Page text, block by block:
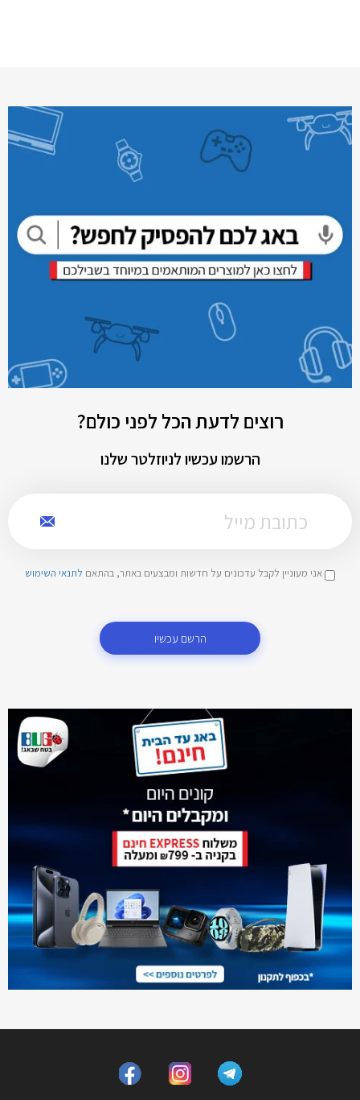
רוצים לדעת הכל לפני כולם?
הרשמו עכשיו לניוזלטר שלנו
אני מעוניין לקבל עדכונים על חדשות ומבצעים באתר, בהתאם לתנאי השימוש
הרשם עכשיו